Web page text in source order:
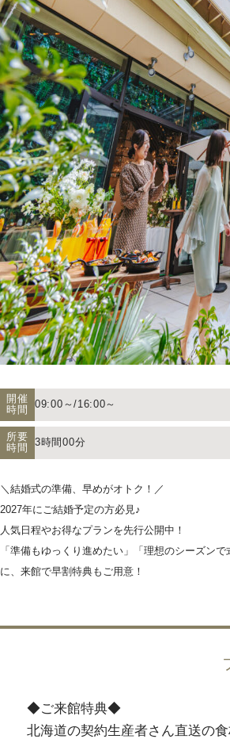
開催
時間
09:00～/16:00～
所要
時間
3時間00分
＼結婚式の準備、早めがオトク！／
2027年にご結婚予定の方必見♪
人気日程やお得なプランを先行公開中！
「準備もゆっくり進めたい」「理想のシーズン
に、来館で早割特典もご用意！
◆ご来館特典◆
北海道の契約生産者さん直送の